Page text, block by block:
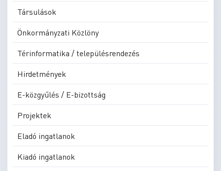
Társulások
Önkormányzati Közlöny
Térinformatika / településrendezés
Hirdetmények
E-közgyűlés / E-bizottság
Projektek
Eladó ingatlanok
Kiadó ingatlanok